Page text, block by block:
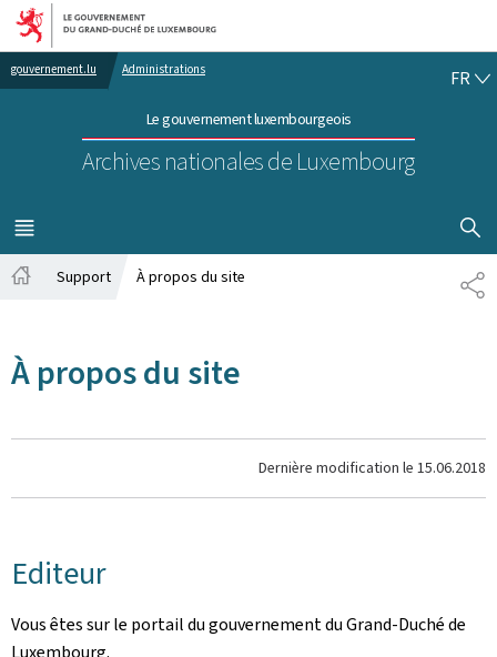
Aller au menu principal
Aller au contenu
gouvernement.lu Administrations
Le gouvernement luxembourgeois
Archives nationales de Luxembourg
FR
MENU
PRINCIPAL
Support À propos du site
À propos du site
Dernière modification le 15.06.2018
Editeur
Vous êtes sur le portail du gouvernement du Grand-Duché de
Luxembourg.